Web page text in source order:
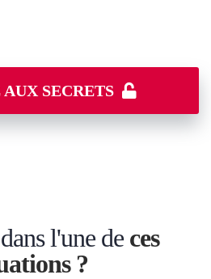
SECRETS
l'une de ces
?